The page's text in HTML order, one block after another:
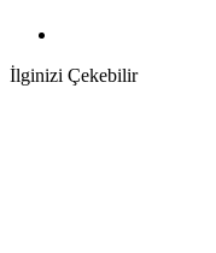
İlginizi Çekebilir